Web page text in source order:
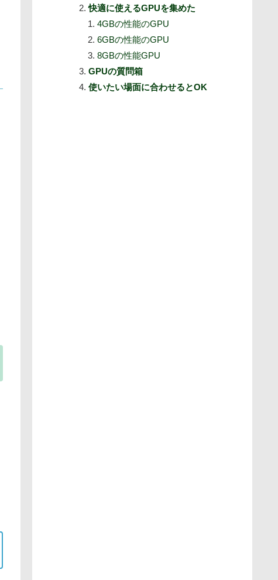
快適に使えるGPUを集めた
4GBの性能のGPU
6GBの性能のGPU
8GBの性能GPU
GPUの質問箱
使いたい場面に合わせるとOK